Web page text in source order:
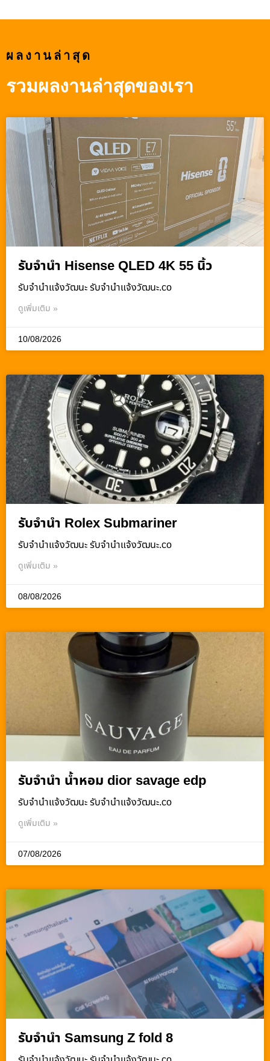
ผลงานล่าสุด
รวมผลงานล่าสุดของเรา
รับจำนำ Hisense QLED 4K 55 นิ้ว
รับจํานําแจ้งวัฒนะ รับจํานําแจ้งวัฒนะ.co
ดูเพิ่มเติม »
10/08/2026
รับจำนำ Rolex Submariner
รับจํานําแจ้งวัฒนะ รับจํานําแจ้งวัฒนะ.co
ดูเพิ่มเติม »
08/08/2026
รับจำนำ น้ำหอม dior savage edp
รับจํานําแจ้งวัฒนะ รับจํานําแจ้งวัฒนะ.co
ดูเพิ่มเติม »
07/08/2026
รับจำนำ Samsung Z fold 8